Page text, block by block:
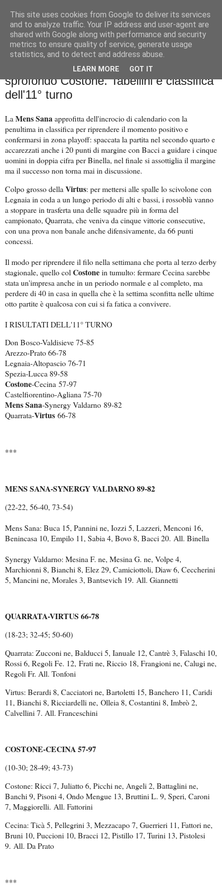
Palla al cerchio
domenica 4 dicembre 2022
La Mens Sana c'è. Colpo grosso Virtus,
sprofondo Costone. Tabellini e classifica
dell'11° turno
La Mens Sanaapprofitta dell'incrocio di calendario con la
penultima in classifica per riprendere il momento positivo e
confermarsi in zona playoff: spaccata la partita nel secondo quarto e
accarezzati anche i 20 punti di margine con Bacci a guidare i cinque
uomini in doppia cifra per Binella, nel finale si assottiglia il margine
ma il successo non torna mai in discussione.
Colpo grosso della Virtus: per mettersi alle spalle lo scivolone con
Legnaia in coda a un lungo periodo di alti e bassi, i rossoblù vanno
a stoppare in trasferta una delle squadre più in forma del
campionato, Quarrata, che veniva da cinque vittorie consecutive,
con una prova non banale anche difensivamente, da 66 punti
concessi.
Il modo per riprendere il filo nella settimana che porta al terzo derby
stagionale, quello col Costonein tumulto: fermare Cecina sarebbe
stata un'impresa anche in un periodo normale e al completo, ma
perdere di 40 in casa in quella che è la settima sconfitta nelle ultime
otto partite è qualcosa con cui si fa fatica a convivere.
I RISULTATI DELL'11° TURNO
Don Bosco-Valdisieve 75-85
Arezzo-Prato 66-78
Legnaia-Altopascio 76-71
Spezia-Lucca 89-58
Costone-Cecina 57-97
Castelfiorentino-Agliana 75-70
Mens Sana-Synergy Valdarno 89-82
Quarrata-Virtus 66-78
***
MENS SANA-SYNERGY VALDARNO 89-82
(22-22, 56-40, 73-54)
Mens Sana: Buca 15, Pannini ne, Iozzi 5, Lazzeri, Menconi 16,
Benincasa 10, Empilo 11, Sabia 4, Bovo 8, Bacci 20. All. Binella
Synergy Valdarno: Mesina F. ne, Mesina G. ne, Volpe 4,
Marchionni 8, Bianchi 8, Elez 29, Camiciottoli, Diaw 6, Ceccherini
5, Mancini ne, Morales 3, Bantsevich 19. All. Giannetti
QUARRATA-VIRTUS 66-78
(18-23; 32-45; 50-60)
Quarrata: Zucconi ne, Balducci 5, Ianuale 12, Cantrè 3, Falaschi 10,
Rossi 6, Regoli Fe. 12, Frati ne, Riccio 18, Frangioni ne, Calugi ne,
Regoli Fr. All. Tonfoni
Virtus: Berardi 8, Cacciatori ne, Bartoletti 15, Banchero 11, Caridi
11, Bianchi 8, Ricciardelli ne, Olleia 8, Costantini 8, Imbrò 2,
Calvellini 7. All. Franceschini
COSTONE-CECINA 57-97
(10-30; 28-49; 43-73)
Costone: Ricci 7, Juliatto 6, Picchi ne, Angeli 2, Battaglini ne,
Banchi 9, Pisoni 4, Ondo Mengue 13, Bruttini L. 9, Speri, Caroni
7, Maggiorelli. All. Fattorini
Cecina: Ticà 5, Pellegrini 3, Mezzacapo 7, Guerrieri 11, Fattori ne,
Bruni 10, Puccioni 10, Bracci 12, Pistillo 17, Turini 13, Pistolesi
9. All. Da Prato
***
This site uses cookies from Google to deliver its services
and to analyze traffic. Your IP address and user-agent are
shared with Google along with performance and security
metrics to ensure quality of service, generate usage
statistics, and to detect and address abuse.
LEARN MORE GOT IT